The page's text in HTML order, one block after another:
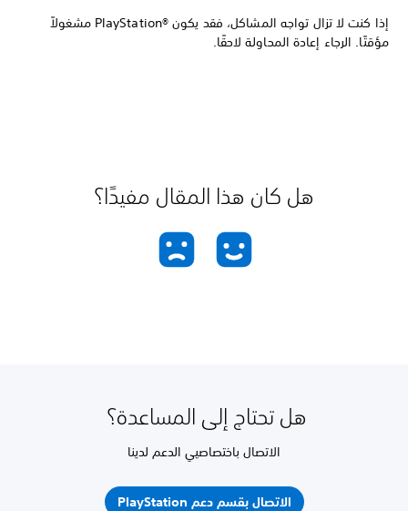
إذا كنت لا تزال تواجه المشاكل، فقد يكون PlayStation®‎ مشغولاً
مؤقتًا. الرجاء إعادة المحاولة لاحقًا.
هل كان هذا المقال مفيدًا؟
هل تحتاج إلى المساعدة؟
الاتصال باختصاصيي الدعم لدينا
الاتصال بقسم دعم PlayStation